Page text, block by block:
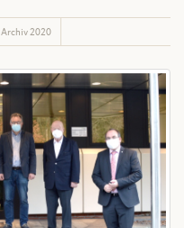
Archiv 2020